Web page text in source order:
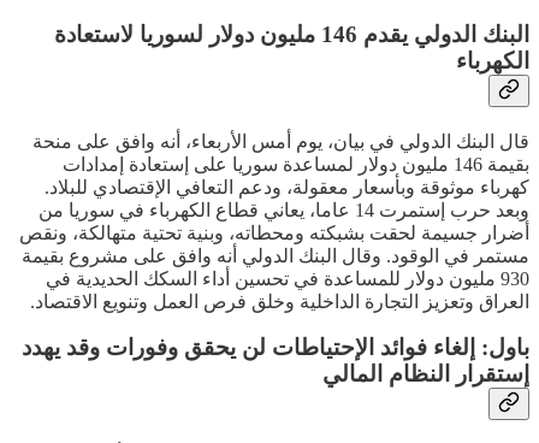
البنك الدولي يقدم 146 مليون دولار لسوريا لاستعادة
الكهرباء
قال البنك الدولي في بيان، يوم أمس الأربعاء، أنه وافق على منحة
بقيمة 146 مليون دولار لمساعدة سوريا على إستعادة إمدادات
كهرباء موثوقة وبأسعار معقولة، ودعم التعافي الإقتصادي للبلاد.
وبعد حرب إستمرت 14 عاما، يعاني قطاع الكهرباء في سوريا من
أضرار جسيمة لحقت بشبكته ومحطاته، وبنية تحتية متهالكة، ونقص
مستمر في الوقود. وقال البنك الدولي أنه وافق على مشروع بقيمة
930 مليون دولار للمساعدة في تحسين أداء السكك الحديدية في
العراق وتعزيز التجارة الداخلية وخلق فرص العمل وتنويع الاقتصاد.
باول: إلغاء فوائد الإحتياطات لن يحقق وفورات وقد يهدد
إستقرار النظام المالي